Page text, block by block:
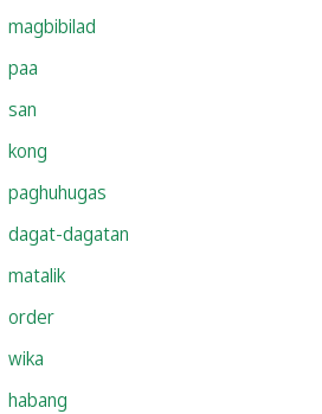
magbibilad
paa
san
kong
paghuhugas
dagat-dagatan
matalik
order
wika
habang